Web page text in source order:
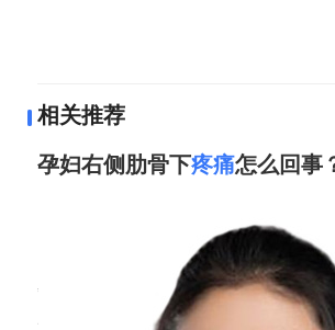
相关推荐
孕妇右侧肋骨下疼痛怎么回事
三甲
孕妇右侧肋骨下疼痛一般是生理性
胎儿不断增长，子宫也随之增大，